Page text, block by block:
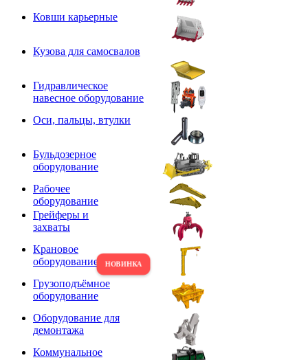
Ковши карьерные
Кузова для самосвалов
Гидравлическое
навесное оборудование
Оси, пальцы, втулки
Бульдозерное
оборудование
Рабочее
оборудование
Грейферы и
захваты
Крановое
оборудование
Грузоподъёмное
оборудование
Оборудование для
демонтажа
Коммунальное